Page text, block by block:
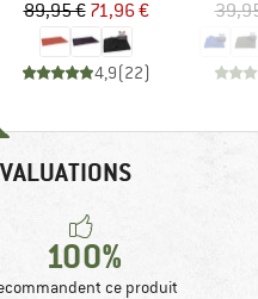
Prix
89,95 €Prix réduit
71,96 €
4,9(22)
100%
ce produit